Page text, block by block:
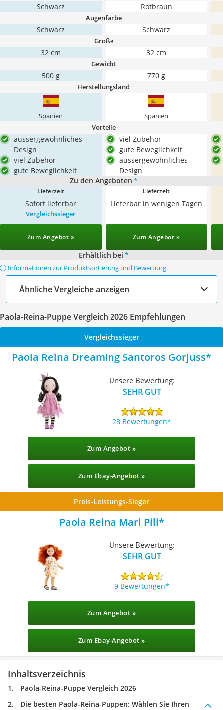
Schwarz Rotbraun
Augenfarbe
Schwarz Schwarz
Größe
32 cm 32 cm
Gewicht
‎500 g 770 g
Herstellungsland
Spanien Spanien
Vorteile
aussergewöhnliches
Design
viel Zubehör
gute Beweglichkeit
viel Zubehör
gute Beweglichkeit
aussergewöhnliches
Design
Zu den Angeboten *
Lieferzeit
Sofort lieferbar
Lieferzeit
Lieferbar in wenigen Tagen
Vergleichssieger
Zum Angebot » Zum Angebot »
Erhältlich bei *
ⓘ Informationen zur Produktsortierung und Bewertung
Ähnliche Vergleiche anzeigen
Paola-Reina-Puppe Vergleich 2026 Empfehlungen
Vergleichssieger
Paola Reina Dreaming Santoros Gorjuss
Unsere Bewertung:
SEHR GUT
28 Bewertungen
Zum Angebot »
Zum Ebay-Angebot »
Preis-Leistungs-Sieger
Paola Reina Mari Pili
Unsere Bewertung:
SEHR GUT
9 Bewertungen
Zum Angebot »
Zum Ebay-Angebot »
Inhaltsverzeichnis
Paola-Reina-Puppe Vergleich 2026
Die besten Paola-Reina-Puppen: Wählen Sie Ihren